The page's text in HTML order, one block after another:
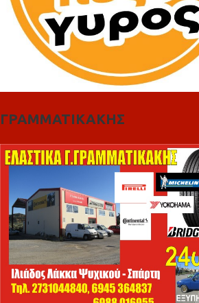
ΓΡΑΜΜΑΤΙΚΑΚΗΣ